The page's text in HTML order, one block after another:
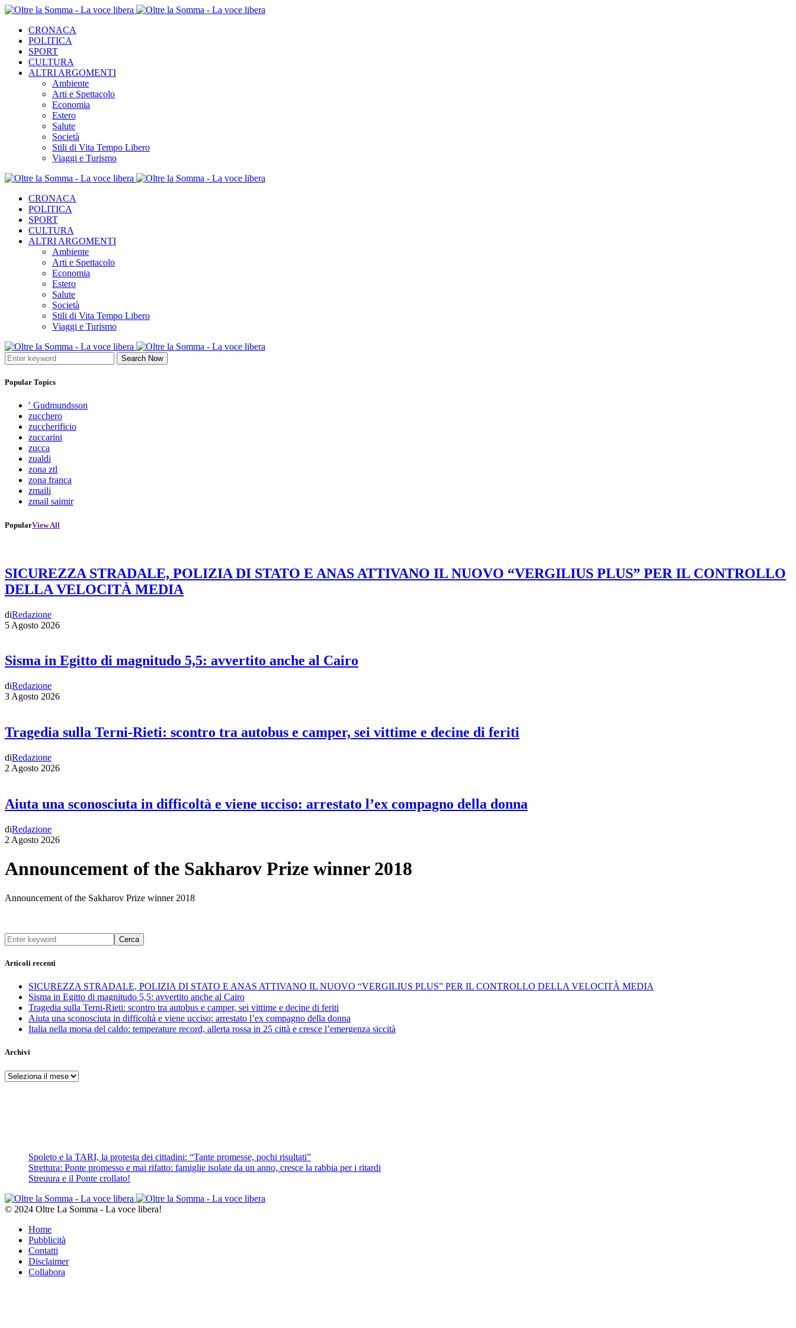
CRONACA
POLITICA
SPORT
CULTURA
ALTRI ARGOMENTI
Ambiente
Arti e Spettacolo
Economia
Estero
Salute
Società
Stili di Vita Tempo Libero
Viaggi e Turismo
CRONACA
POLITICA
SPORT
CULTURA
ALTRI ARGOMENTI
Ambiente
Arti e Spettacolo
Economia
Estero
Salute
Società
Stili di Vita Tempo Libero
Viaggi e Turismo
Search Now
Popular Topics
′ Gudmundsson
zucchero
zuccherificio
zuccarini
zucca
zualdi
zona ztl
zona franca
zmaili
zmail saimir
PopularView All
SICUREZZA STRADALE, POLIZIA DI STATO E ANAS ATTIVANO IL NUOVO “VERGILIUS PLUS” PER IL CONTROLLO
DELLA VELOCITÀ MEDIA
diRedazione
5 Agosto 2026
Sisma in Egitto di magnitudo 5,5: avvertito anche al Cairo
diRedazione
3 Agosto 2026
Tragedia sulla Terni-Rieti: scontro tra autobus e camper, sei vittime e decine di feriti
diRedazione
2 Agosto 2026
Aiuta una sconosciuta in difficoltà e viene ucciso: arrestato l’ex compagno della donna
diRedazione
2 Agosto 2026
Announcement of the Sakharov Prize winner 2018
Announcement of the Sakharov Prize winner 2018
Cerca
Articoli recenti
SICUREZZA STRADALE, POLIZIA DI STATO E ANAS ATTIVANO IL NUOVO “VERGILIUS PLUS” PER IL CONTROLLO DELLA VELOCITÀ MEDIA
Sisma in Egitto di magnitudo 5,5: avvertito anche al Cairo
Tragedia sulla Terni-Rieti: scontro tra autobus e camper, sei vittime e decine di feriti
Aiuta una sconosciuta in difficoltà e viene ucciso: arrestato l’ex compagno della donna
Italia nella morsa del caldo: temperature record, allerta rossa in 25 città e cresce l’emergenza siccità
Archivi
Archivi
Spoleto e la TARI, la protesta dei cittadini: “Tante promesse, pochi risultati”
Strettura: Ponte promesso e mai rifatto: famiglie isolate da un anno, cresce la rabbia per i ritardi
Streuura e il Ponte crollato!
© 2024 Oltre La Somma - La voce libera!
Home
Pubblicità
Contatti
Disclaimer
Collabora